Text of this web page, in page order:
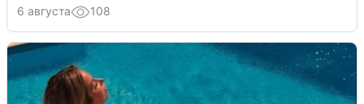
6 августа 108